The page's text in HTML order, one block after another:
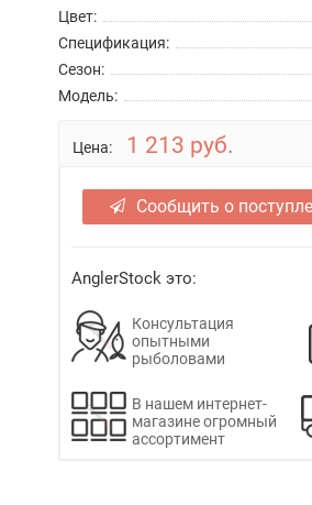
Цвет:
Спецификация:
Сезон:
Модель:
Цена: 1 213 руб.
Сообщить о
AnglerStock это:
Консультация
опытными
рыболовами
В нашем интернет-
магазине огромный
ассортимент